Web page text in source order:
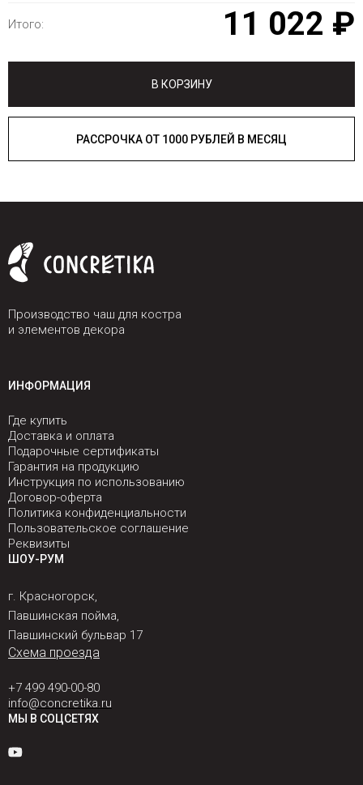
Итого: 11 022 ₽
В КОРЗИНУ
РАССРОЧКА ОТ 1000 РУБЛЕЙ В МЕСЯЦ
Производство чаш для костра
и элементов декора
ИНФОРМАЦИЯ
Где купить
Доставка и оплата
Подарочные сертификаты
Гарантия на продукцию
Инструкция по использованию
Договор-оферта
Политика конфиденциальности
Пользовательское соглашение
Реквизиты
ШОУ-РУМ
г. Красногорск,
Павшинская пойма,
Павшинский бульвар 17
Схема проезда
+7 499 490-00-80
info@concretika.ru
МЫ В СОЦСЕТЯХ